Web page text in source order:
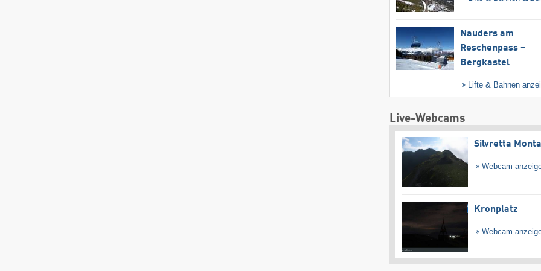
Nauders am
Reschenpass –
Bergkastel
Lifte & Bahnen
Live-Webcams
Silvretta
Webcam
Kronplatz
Webcam